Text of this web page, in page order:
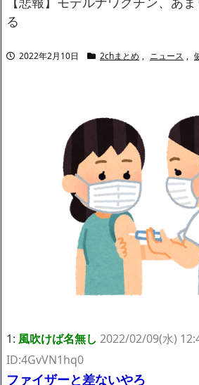
【悲報】スマホゲーム業界、ガチで限界
が過去最多ペース “当たれば一攫千金”の時
いたｗｗｗｗｗｗｗｗｗｗｗｗｗｗｗｗｗ
元いいとも青年隊、中居正広の”素顔”を
に相談しても具体的に何もしてくれない」
する大人をどう除外するか」 NEW!
【画像】身長155cm・体重36kg・ウエ
少女がAVデビュ－ｗwwww
【画像】彼女「ねー、今日のデートこれ
広末涼子さん、正気に戻ってしまい絶望
ャリアがすべて終わった」
【配信者】「金バエ」のSNS更新が1週
飛び交う。1週間ぶりの投稿でも一人称が
なっており、本人ではないとの憶測が広が
かつてはSONYのパソコンだった「
買収されてしまう
ハードオフに売っていた4万4000円のフ
私は6年間「子無し既婚女性」で人から
たけど子無しの原因は親の教えのせいかも
Powered by livedoor 相互RSS
る
2022年2月10日 2chまとめ , ニュース ,
1: 風吹けば名無し 2022/02/09(水)
ID:4GvVN1hq0
ファイザーと差ないやろ